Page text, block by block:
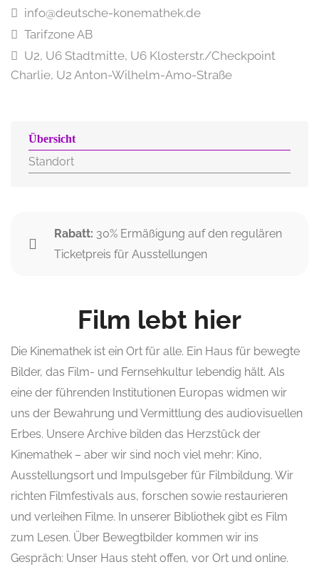
info@deutsche-konemathek.de
Tarifzone AB
U2, U6 Stadtmitte, U6 Klosterstr./Checkpoint
Charlie, U2 Anton-Wilhelm-Amo-Straße
Übersicht
Standort
Rabatt: 30% Ermäßigung auf den regulären
Ticketpreis für Ausstellungen
Film lebt hier
Die Kinemathek ist ein Ort für alle. Ein Haus für bewegte
Bilder, das Film- und Fernsehkultur lebendig hält. Als
eine der führenden Institutionen Europas widmen wir
uns der Bewahrung und Vermittlung des audiovisuellen
Erbes. Unsere Archive bilden das Herzstück der
Kinemathek – aber wir sind noch viel mehr: Kino,
Ausstellungsort und Impulsgeber für Filmbildung. Wir
richten Filmfestivals aus, forschen sowie restaurieren
und verleihen Filme. In unserer Bibliothek gibt es Film
zum Lesen. Über Bewegtbilder kommen wir ins
Gespräch: Unser Haus steht offen, vor Ort und online.